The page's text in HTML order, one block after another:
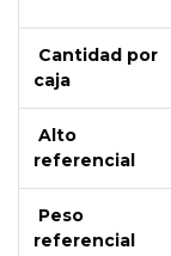
Cantidad por
caja
Alto
referencial
Peso
referencial